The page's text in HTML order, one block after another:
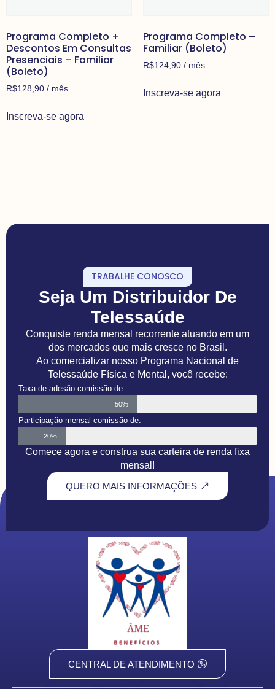
Programa Completo +
Descontos Em Consultas
Presenciais – Familiar
(Boleto)
R$128,90 / mês
Inscreva-se agora
Programa Completo –
Familiar (Boleto)
R$124,90 / mês
Inscreva-se agora
TRABALHE CONOSCO
Seja Um Distribuidor De
Telessaúde
Conquiste renda mensal recorrente atuando em um
dos mercados que mais cresce no Brasil.
Ao comercializar nosso Programa Nacional de
Telessaúde Física e Mental, você recebe:
Taxa de adesão comissão de:
50%
Participação mensal comissão de:
20%
Comece agora e construa sua carteira de renda fixa
mensal!
QUERO MAIS INFORMAÇÕES
CENTRAL DE ATENDIMENTO